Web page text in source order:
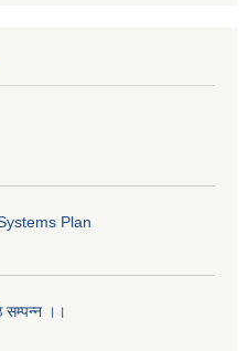
Plan
सम्पन्न ।।